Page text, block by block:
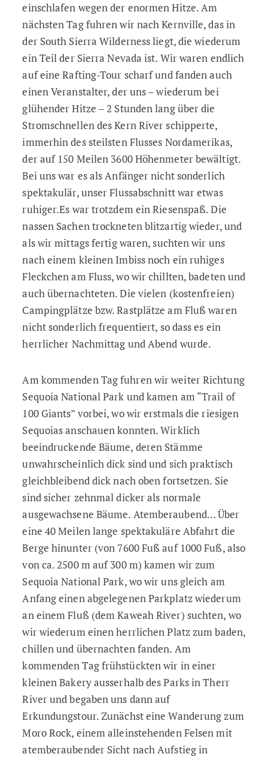
einschlafen wegen der enormen Hitze. Am
nächsten Tag fuhren wir nach Kernville, das in
der South Sierra Wilderness liegt, die wiederum
ein Teil der Sierra Nevada ist. Wir waren endlich
auf eine Rafting-Tour scharf und fanden auch
einen Veranstalter, der uns – wiederum bei
glühender Hitze – 2 Stunden lang über die
Stromschnellen des Kern River schipperte,
immerhin des steilsten Flusses Nordamerikas,
der auf 150 Meilen 3600 Höhenmeter bewältigt.
Bei uns war es als Anfänger nicht sonderlich
spektakulär, unser Flussabschnitt war etwas
ruhiger.Es war trotzdem ein Riesenspaß. Die
nassen Sachen trockneten blitzartig wieder, und
als wir mittags fertig waren, suchten wir uns
nach einem kleinen Imbiss noch ein ruhiges
Fleckchen am Fluss, wo wir chillten, badeten und
auch übernachteten. Die vielen (kostenfreien)
Campingplätze bzw. Rastplätze am Fluß waren
nicht sonderlich frequentiert, so dass es ein
herrlicher Nachmittag und Abend wurde.
Am kommenden Tag fuhren wir weiter Richtung
Sequoia National Park und kamen am “Trail of
100 Giants” vorbei, wo wir erstmals die riesigen
Sequoias anschauen konnten. Wirklich
beeindruckende Bäume, deren Stämme
unwahrscheinlich dick sind und sich praktisch
gleichbleibend dick nach oben fortsetzen. Sie
sind sicher zehnmal dicker als normale
ausgewachsene Bäume. Atemberaubend… Über
eine 40 Meilen lange spektakuläre Abfahrt die
Berge hinunter (von 7600 Fuß auf 1000 Fuß, also
von ca. 2500 m auf 300 m) kamen wir zum
Sequoia National Park, wo wir uns gleich am
Anfang einen abgelegenen Parkplatz wiederum
an einem Fluß (dem Kaweah River) suchten, wo
wir wiederum einen herrlichen Platz zum baden,
chillen und übernachten fanden. Am
kommenden Tag frühstückten wir in einer
kleinen Bakery ausserhalb des Parks in Therr
River und begaben uns dann auf
Erkundungstour. Zunächst eine Wanderung zum
Moro Rock, einem alleinstehenden Felsen mit
atemberaubender Sicht nach Aufstieg in